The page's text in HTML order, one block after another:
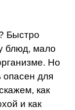
Быстро
блюд, мало
Но
опасен для
как
и как